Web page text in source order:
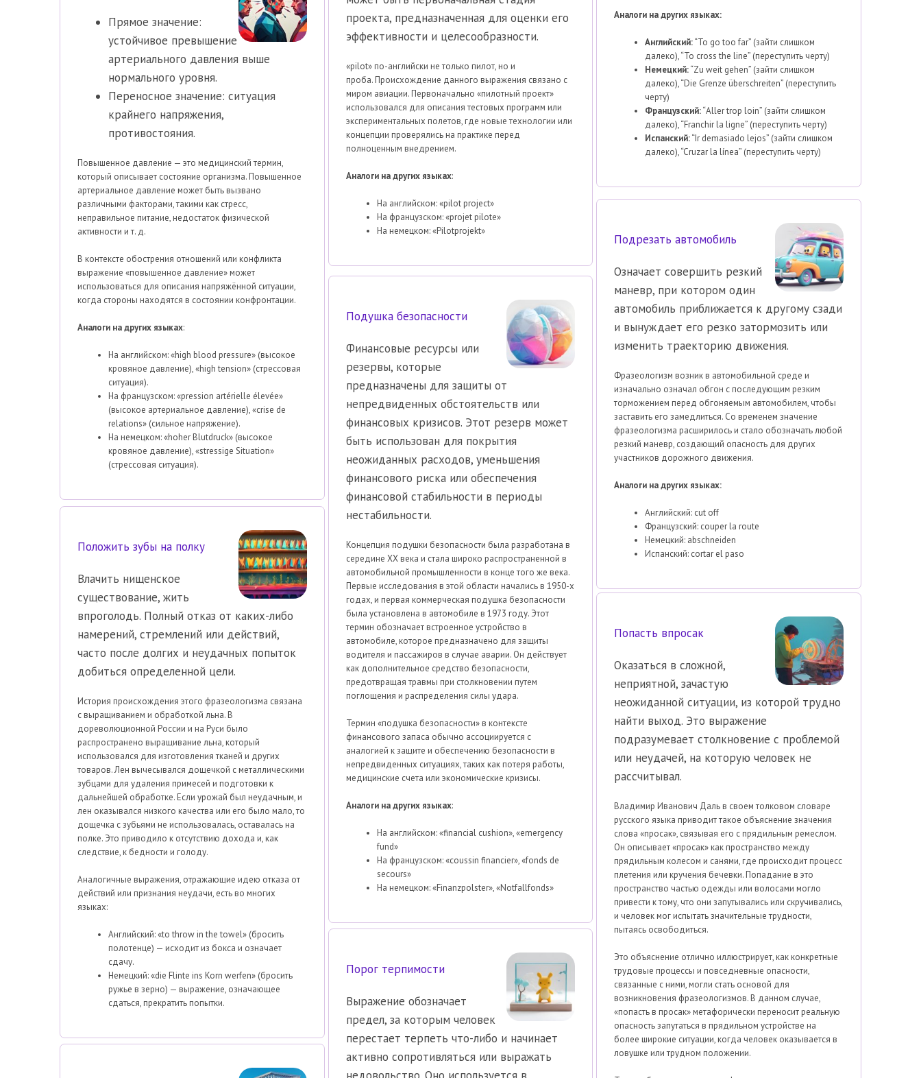
Аналоги на других языках:
Английский:“To go too far” (зайти слишком
далеко), “To cross the line” (переступить черту)
Немецкий:“Zu weit gehen” (зайти слишком
далеко), “Die Grenze überschreiten” (переступить
черту)
Французский:“Aller trop loin” (зайти слишком
далеко), “Franchir la ligne” (переступить черту)
Испанский:“Ir demasiado lejos” (зайти слишком
далеко), “Cruzar la línea” (переступить черту)
проекта, предназначенная для оценки его
эффективности и целесообразности.
«pilot» по-английски не только пилот, но и
проба. Происхождение данного выражения связано с
миром авиации. Первоначально «пилотный проект»
использовался для описания тестовых программ или
экспериментальных полетов, где новые технологии или
концепции проверялись на практике перед
полноценным внедрением.
Аналоги на других языках:
На английском: «pilot project»
На французском: «projet pilote»
На немецком: «Pilotprojekt»
Прямое значение:
устойчивое превышение
артериального давления выше
нормального уровня.
Переносное значение: ситуация
крайнего напряжения,
противостояния.
Повышенное давление — это медицинский термин,
который описывает состояние организма. Повышенное
артериальное давление может быть вызвано
различными факторами, такими как стресс,
неправильное питание, недостаток физической
активности и т. д.
В контексте обострения отношений или конфликта
выражение «повышенное давление» может
использоваться для описания напряжённой ситуации,
когда стороны находятся в состоянии конфронтации.
Аналоги на других языках:
На английском: «high blood pressure» (высокое
кровяное давление), «high tension» (стрессовая
ситуация).
На французском: «pression artérielle élevée»
(высокое артериальное давление), «crise de
relations» (сильное напряжение).
На немецком: «hoher Blutdruck» (высокое
кровяное давление), «stressige Situation»
(стрессовая ситуация).
Подрезать автомобиль
Означает совершить резкий
маневр, при котором один
автомобиль приближается к другому сзади
и вынуждает его резко затормозить или
изменить траекторию движения.
Фразеологизм возник в автомобильной среде и
изначально означал обгон с последующим резким
торможением перед обгоняемым автомобилем, чтобы
заставить его замедлиться. Со временем значение
фразеологизма расширилось и стало обозначать любой
резкий маневр, создающий опасность для других
участников дорожного движения.
Аналоги на других языках:
Английский: cut off
Французский: couper la route
Немецкий: abschneiden
Испанский: cortar el paso
Подушка безопасности
Финансовые ресурсы или
резервы, которые
предназначены для защиты от
непредвиденных обстоятельств или
финансовых кризисов. Этот резерв может
быть использован для покрытия
неожиданных расходов, уменьшения
финансового риска или обеспечения
финансовой стабильности в периоды
нестабильности.
Концепция подушки безопасности была разработана в
середине XX века и стала широко распространенной в
автомобильной промышленности в конце того же века.
Первые исследования в этой области начались в 1950-х
годах, и первая коммерческая подушка безопасности
была установлена в автомобиле в 1973 году. Этот
термин обозначает встроенное устройство в
автомобиле, которое предназначено для защиты
водителя и пассажиров в случае аварии. Он действует
как дополнительное средство безопасности,
предотвращая травмы при столкновении путем
поглощения и распределения силы удара.
Термин «подушка безопасности» в контексте
финансового запаса обычно ассоциируется с
аналогией к защите и обеспечению безопасности в
непредвиденных ситуациях, таких как потеря работы,
медицинские счета или экономические кризисы.
Аналоги на других языках:
На английском: «financial cushion», «emergency
fund»
На французском: «coussin financier», «fonds de
secours»
На немецком: «Finanzpolster», «Notfallfonds»
Положить зубы на полку
Влачить нищенское
существование, жить
впроголодь. Полный отказ от каких-либо
намерений, стремлений или действий,
часто после долгих и неудачных попыток
добиться определенной цели.
История происхождения этого фразеологизма связана
с выращиванием и обработкой льна. В
дореволюционной России и на Руси было
распространено выращивание льна, который
использовался для изготовления тканей и других
товаров. Лен вычесывался дощечкой с металлическими
зубцами для удаления примесей и подготовки к
дальнейшей обработке. Если урожай был неудачным, и
лен оказывался низкого качества или его было мало, то
дощечка с зубьями не использовалась, оставалась на
полке. Это приводило к отсутствию дохода и, как
следствие, к бедности и голоду.
Аналогичные выражения, отражающие идею отказа от
действий или признания неудачи, есть во многих
языках:
Английский: «to throw in the towel» (бросить
полотенце) — исходит из бокса и означает
сдачу.
Немецкий: «die Flinte ins Korn werfen» (бросить
ружье в зерно) — выражение, означающее
сдаться, прекратить попытки.
Попасть впросак
Оказаться в сложной,
неприятной, зачастую
неожиданной ситуации, из которой трудно
найти выход. Это выражение
подразумевает столкновение с проблемой
или неудачей, на которую человек не
рассчитывал.
Владимир Иванович Даль в своем толковом словаре
русского языка приводит такое объяснение значения
слова «просак», связывая его с прядильным ремеслом.
Он описывает «просак» как пространство между
прядильным колесом и санями, где происходит процесс
плетения или кручения бечевки. Попадание в это
пространство частью одежды или волосами могло
привести к тому, что они запутывались или скручивались,
и человек мог испытать значительные трудности,
пытаясь освободиться.
Это объяснение отлично иллюстрирует, как конкретные
трудовые процессы и повседневные опасности,
связанные с ними, могли стать основой для
возникновения фразеологизмов. В данном случае,
«попасть в просак» метафорически переносит реальную
опасность запутаться в прядильном устройстве на
более широкие ситуации, когда человек оказывается в
ловушке или трудном положении.
Порог терпимости
Выражение обозначает
предел, за которым человек
перестает терпеть что-либо и начинает
активно сопротивляться или выражать